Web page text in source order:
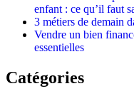
enfant : ce qu’il faut
3 métiers de demain
Vendre un bien
essentielles
Catégories